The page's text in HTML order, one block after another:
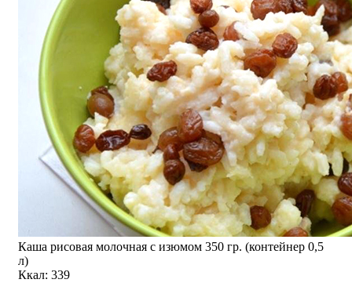
Каша рисовая молочная с изюмом 350 гр. (контейнер 0,5
л)
Ккал: 339